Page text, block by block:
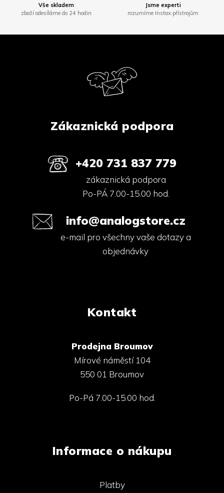
Vše skladem
zboží odesíláme do 24 hodin
Jsme experti
rozumíme Instax přístrojům
Zákaznická podpora
+420 731 837 779
zákaznická podpora
Po-PÁ 7.00-15.00 hod.
info@analogstore.cz
e-mail pro všechny vaše dotazy a
objednávky
Kontakt
Prodejna Broumov
Mírové náměstí 104
550 01 Broumov
Po-Pá 7.00-15.00 hod.
Informace o nákupu
Platby